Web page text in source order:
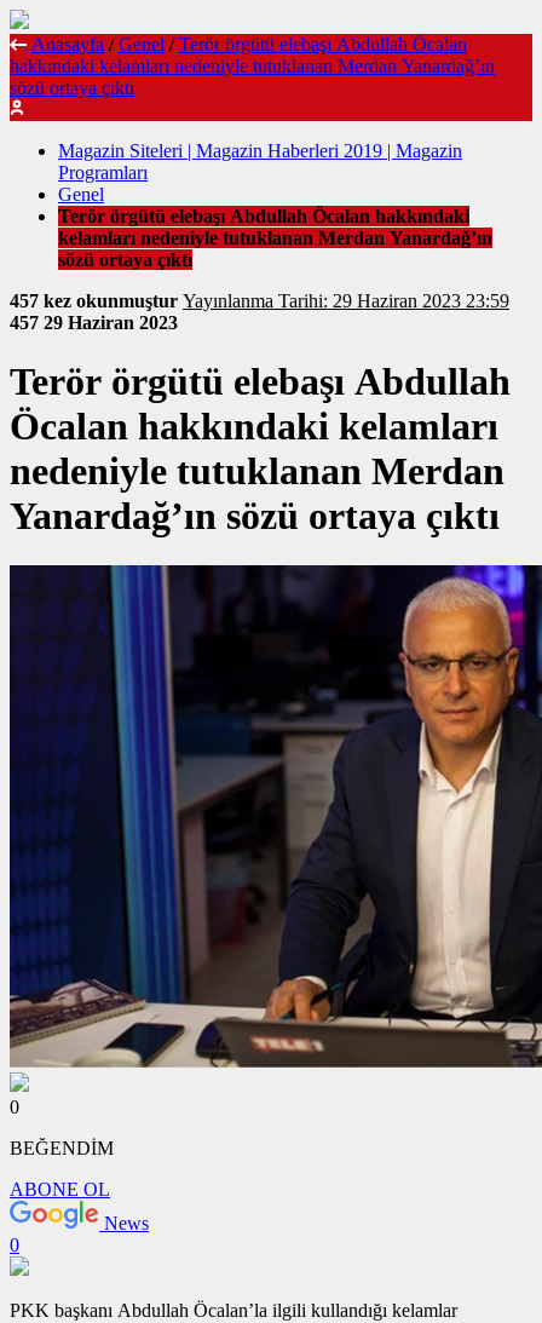
Anasayfa / Genel / Terör örgütü elebaşı Abdullah Öcalan
hakkındaki kelamları nedeniyle tutuklanan Merdan Yanardağ’ın
sözü ortaya çıktı
Magazin Siteleri | Magazin Haberleri 2019 | Magazin
Programları
Genel
Terör örgütü elebaşı Abdullah Öcalan hakkındaki
kelamları nedeniyle tutuklanan Merdan Yanardağ’ın
sözü ortaya çıktı
457 kez okunmuştur
Yayınlanma Tarihi: 29 Haziran 2023 23:59
457 29 Haziran 2023
Terör örgütü elebaşı Abdullah
Öcalan hakkındaki kelamları
nedeniyle tutuklanan Merdan
Yanardağ’ın sözü ortaya çıktı
0
BEĞENDİM
ABONE OL
News
0
PKK başkanı Abdullah Öcalan’la ilgili kullandığı kelamlar